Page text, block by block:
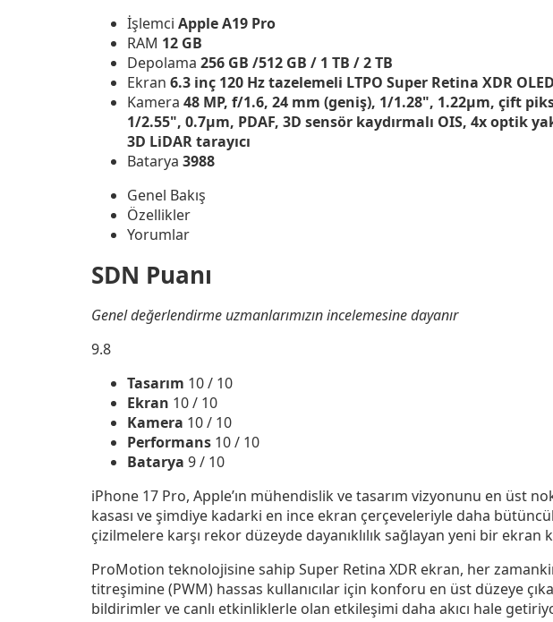
İşlemci Apple A19 Pro
RAM 12 GB
Depolama 256 GB /512 GB / 1 TB / 2 TB
Ekran 6.3 inç 120 Hz tazelemeli LTPO Super Retina XDR OLED
Kamera 48 MP, f/1.6, 24 mm (geniş), 1/1.28", 1.22µm, çift
1/2.55", 0.7µm, PDAF, 3D sensör kaydırmalı OIS, 4x optik
3D LiDAR tarayıcı
Batarya 3988
Genel Bakış
Özellikler
Yorumlar
SDN Puanı
Genel değerlendirme uzmanlarımızın incelemesine dayanır
9.8
Tasarım 10/ 10
Ekran 10/ 10
Kamera 10/ 10
Performans 10/ 10
Batarya 9/ 10
iPhone 17 Pro, Apple’ın mühendislik ve tasarım vizyonunu en üst
kasası ve şimdiye kadarki en ince ekran çerçeveleriyle daha
çizilmelere karşı rekor düzeyde dayanıklılık sağlayan yeni bir ekran
ProMotion teknolojisine sahip Super Retina XDR ekran, her
titreşimine (PWM) hassas kullanıcılar için konforu en üst düzeye
bildirimler ve canlı etkinliklerle olan etkileşimi daha akıcı hale